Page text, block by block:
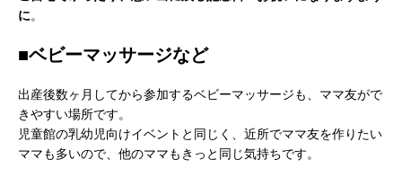
に。
■ベビーマッサージなど
出産後数ヶ月してから参加するベビーマッサージも、ママ友がで
きやすい場所です。
児童館の乳幼児向けイベントと同じく、近所でママ友を作りたい
ママも多いので、他のママもきっと同じ気持ちです。